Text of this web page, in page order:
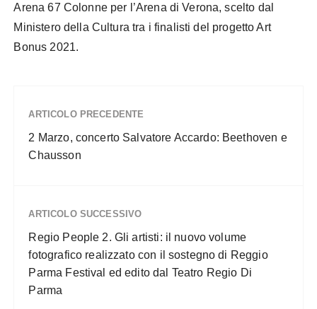
Arena 67 Colonne per l’Arena di Verona, scelto dal
Ministero della Cultura tra i finalisti del progetto Art
Bonus 2021.
ARTICOLO PRECEDENTE
2 Marzo, concerto Salvatore Accardo: Beethoven e
Chausson
ARTICOLO SUCCESSIVO
Regio People 2. Gli artisti: il nuovo volume
fotografico realizzato con il sostegno di Reggio
Parma Festival ed edito dal Teatro Regio Di
Parma